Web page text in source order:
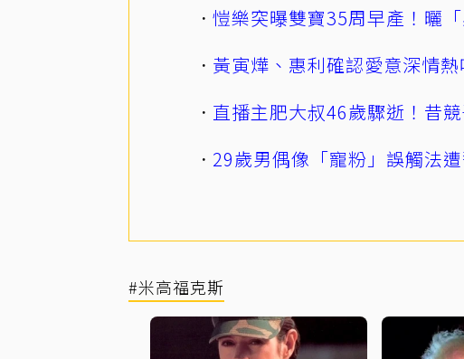
愷樂突曝雙寶35周早產！曬
黃寅燁、惠利確認愛意深情
直播主肥大叔46歲驟逝！昔
29歲男偶像「寵粉」誤觸法
#米高福克斯